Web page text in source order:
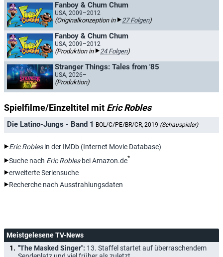
Fanboy & Chum Chum
USA, 2009–2012
(Originalkonzeption in 27 Folgen)
Fanboy & Chum Chum
USA, 2009–2012
(Produktion in 24 Folgen)
Stranger Things: Tales from '85
USA, 2026–
(Produktion)
Spielfilme/Einzeltitel mit Eric Robles
Die Latino-Jungs - Band 1 BOL/C/PE/BR/CR, 2019 (Schauspieler)
Eric Roblesin der IMDb (Internet Movie Database)
Suche nach Eric Roblesbei Amazon.de*
erweiterte Seriensuche
Recherche nach Ausstrahlungsdaten
Meistgelesene TV-News
"The Masked Singer": 13. Staffel startet auf überraschendem